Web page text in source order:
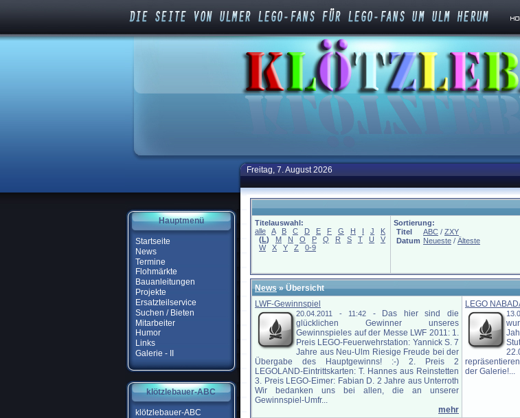
Hauptmenü
Startseite
News
Termine
Flohmärkte
Bauanleitungen
Projekte
Ersatzteilservice
Suchen / Bieten
Mitarbeiter
Humor
Links
Galerie - II
klötzlebauer-ABC
klötzlebauer-ABC
Freitag, 7. August 2026
Titelauswahl:
alle
A B C D E F G H I J
K
(L) M N O P Q R S T U
V
W
X Y Z 0-9
Sortierung:
Titel
ABC / ZXY
Datum Neueste / Älteste
News» Übersicht
LWF-Gewinnspiel
20.04.2011 - 11:42 -
Das hier sind die
glücklichen Gewinner unseres
Gewinnspieles auf der Messe LWF 2011: 1.
Preis LEGO-Feuerwehrstation: Yannick S. 7
Jahre aus Neu-Ulm Riesige Freude bei der
Übergabe des Hauptgewinns! :-) 2. Preis 2
LEGOLAND-Eintrittskarten: T. Hannes aus Reinstetten
3. Preis LEGO-Eimer: Fabian D. 2 Jahre aus Unterroth
Wir bedanken uns bei allen, die an unserer
Gewinnspiel-Umfr...
mehr
LEGO
der Galerie!...